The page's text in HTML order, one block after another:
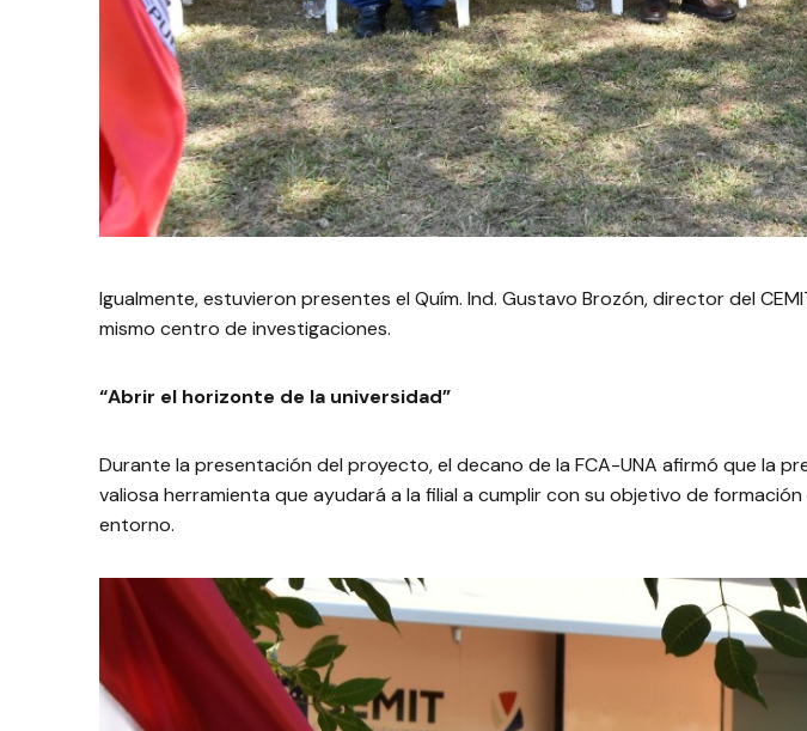
Igualmente, estuvieron presentes el Quím. Ind. Gustavo Brozón, director del
mismo centro de investigaciones.
“Abrir el horizonte de la universidad”
Durante la presentación del proyecto, el decano de la FCA-UNA afirmó que la
valiosa herramienta que ayudará a la filial a cumplir con su objetivo de
entorno.